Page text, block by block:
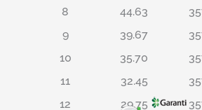
8
44.63
9
39.67
10
35.70
11
32.45
12
29.75